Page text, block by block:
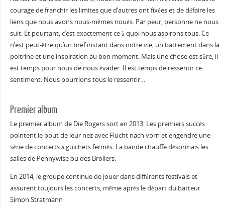
courage de franchir les limites que d’autres ont fixées et de défaire les
liens que nous avons nous-mêmes noués. Par peur, personne ne nous
suit. Et pourtant, c’est exactement ce à quoi nous aspirons tous. Ce
n’est peut-être qu’un bref instant dans notre vie, un battement dans la
poitrine et une inspiration au bon moment. Mais une chose est sûre, il
est temps pour nous de nous évader. Il est temps de ressentir ce
sentiment. Nous pourrions tous le ressentir…
Premier album
Le premier album de Die Rogers sort en 2013. Les premiers succès
pointent le bout de leur nez avec Flucht nach vorn et engendre une
série de concerts à guichets fermés. La bande chauffe désormais les
salles de Pennywise ou des Broilers.
En 2014, le groupe continue de jouer dans différents festivals et
assurent toujours les concerts, même après le départ du batteur
Simon Stratmann